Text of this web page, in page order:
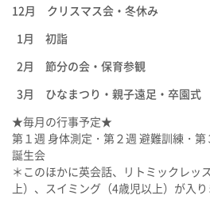
12月 クリスマス会・冬休み
1月 初詣
2月 節分の会・保育参観
3月 ひなまつり・親子遠足・卒園式
★毎月の行事予定★
第１週 身体測定・第２週 避難訓練・
誕生会
＊このほかに英会話、リトミックレッ
上）、 スイミング（4歳児以上） が入り